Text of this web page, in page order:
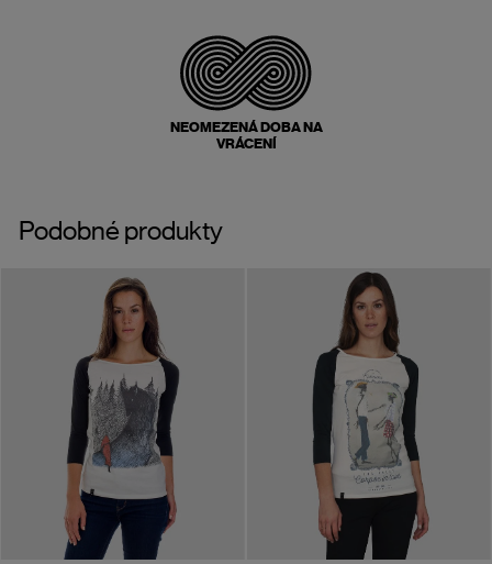
NEOMEZENÁ DOBA NA
VRÁCENÍ
Podobné produkty